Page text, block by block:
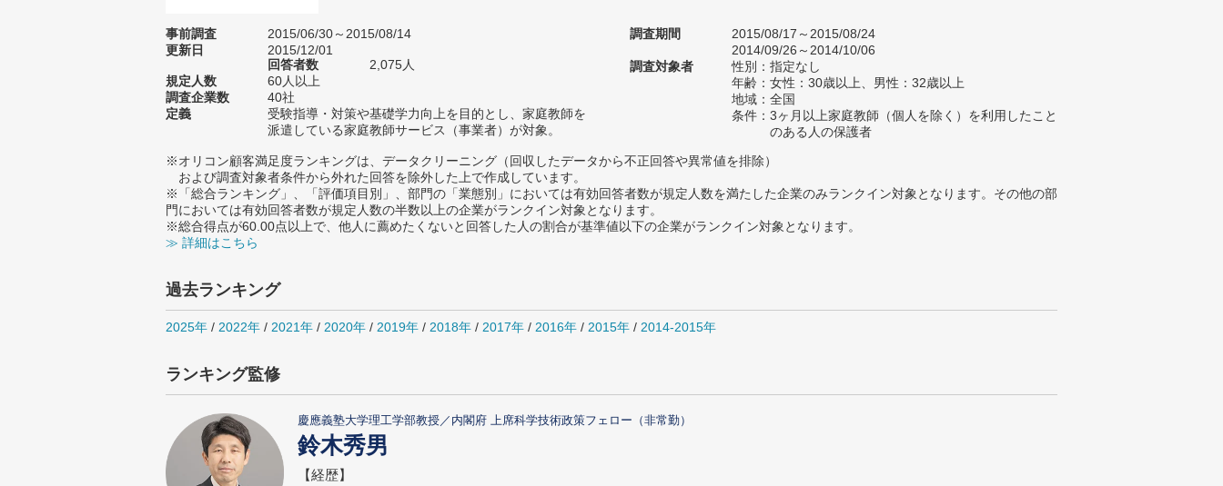
事前調査
2015/06/30～2015/08/14
更新日
2015/12/01
回答者数
2,075人
規定人数
60人以上
調査企業数
40社
定義
受験指導・対策や基礎学力向上を目的とし、家庭教師を
派遣している家庭教師サービス（事業者）が対象。
調査期間
2015/08/17～2015/08/24
2014/09/26～2014/10/06
調査対象者
性別：指定なし
年齢：女性：30歳以上、男性：32歳以上
地域：全国
条件：3ヶ月以上家庭教師（個人を除く）を利用したこと
のある人の保護者
※オリコン顧客満足度ランキングは、データクリーニング（回収したデータから不正回答や異常値を排除）
および調査対象者条件から外れた回答を除外した上で作成しています。
※「総合ランキング」、「評価項目別」、部門の「業態別」においては有効回答者数が規定人数を満たした企業のみランクイン対象となります。その他の部
門においては有効回答者数が規定人数の半数以上の企業がランクイン対象となります。
※総合得点が60.00点以上で、他人に薦めたくないと回答した人の割合が基準値以下の企業がランクイン対象となります。
≫ 詳細はこちら
過去ランキング
2025年 / 2022年 / 2021年 / 2020年 / 2019年 / 2018年 / 2017年 / 2016年 / 2015年 / 2014-2015年
ランキング監修
慶應義塾大学理工学部教授／内閣府 上席科学技術政策フェロー（非常勤）
鈴木秀男
【経歴】